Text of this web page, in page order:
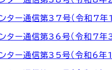
ター通信第37号（令和7
ター通信第36号（令和7年
ター通信第35号（令和6